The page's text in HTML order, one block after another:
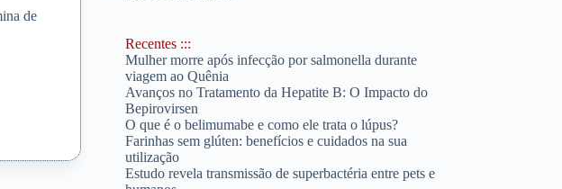
de
Recentes :::
Mulher morre após infecção por salmonella durante
viagem ao Quênia
Avanços no Tratamento da Hepatite B: O Impacto do
Bepirovirsen
O que é o belimumabe e como ele trata o lúpus?
Farinhas sem glúten: benefícios e cuidados na sua
utilização
Estudo revela transmissão de superbactéria entre pets e